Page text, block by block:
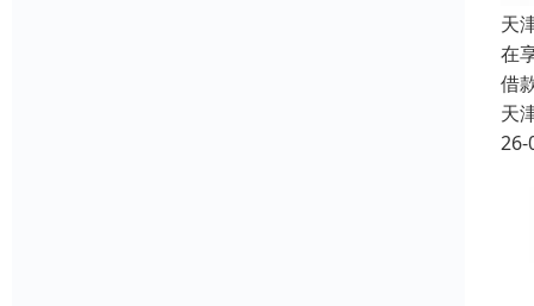
天
在
借
天
26-